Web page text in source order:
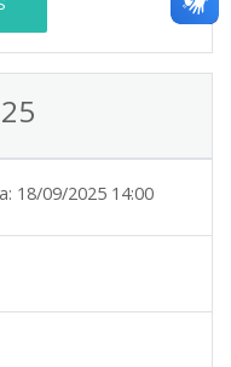
18/09/2025 14:00